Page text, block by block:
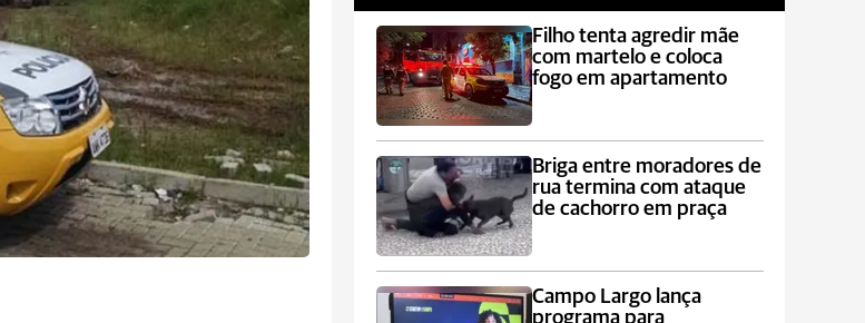
Filho tenta agredir mãe
com martelo e coloca
fogo em apartamento
Briga entre moradores de
rua termina com ataque
de cachorro em praça
Campo Largo lança
programa para